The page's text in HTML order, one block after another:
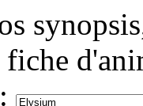
fiche
: